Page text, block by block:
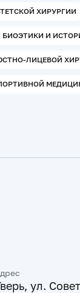
ХИРУРГИИ
И
ЛИЦЕВОЙ
ул.